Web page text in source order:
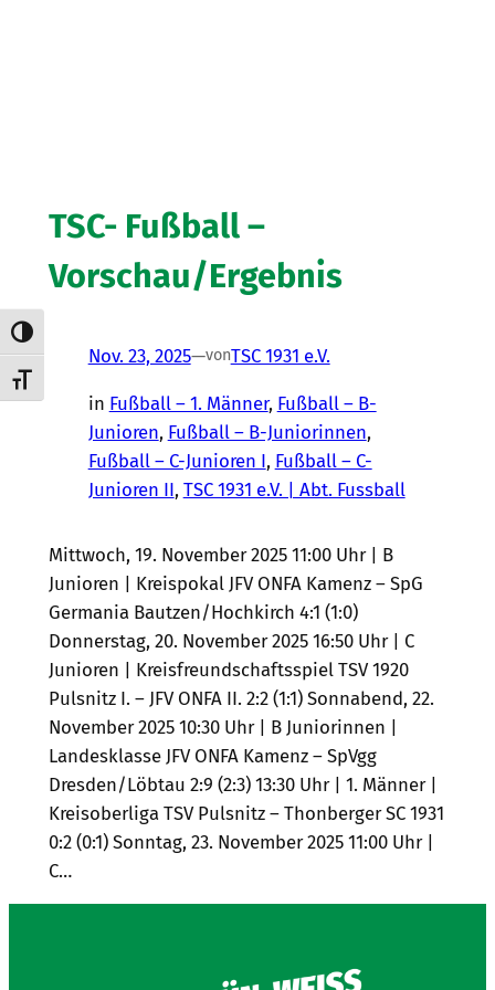
Umschalten auf hohe Kontraste
Schrift vergrößern
TSC- Fußball –
Vorschau/Ergebnis
Nov. 23, 2025—vonTSC 1931 e.V.
in Fußball – 1. Männer, Fußball – B-
Junioren, Fußball – B-Juniorinnen ,
Fußball – C-Junioren I, Fußball – C-
Junioren II, TSC 1931 e.V. | Abt. Fussball
Mittwoch, 19. November 2025 11:00 Uhr | B
Junioren | Kreispokal JFV ONFA Kamenz – SpG
Germania Bautzen/Hochkirch 4:1 (1:0)
Donnerstag, 20. November 2025 16:50 Uhr | C
Junioren | Kreisfreundschaftsspiel TSV 1920
Pulsnitz I. – JFV ONFA II. 2:2 (1:1) Sonnabend, 22.
November 2025 10:30 Uhr | B Juniorinnen |
Landesklasse JFV ONFA Kamenz – SpVgg
Dresden/Löbtau 2:9 (2:3) 13:30 Uhr | 1. Männer |
Kreisoberliga TSV Pulsnitz – Thonberger SC 1931
0:2 (0:1) Sonntag, 23. November 2025 11:00 Uhr |
C…